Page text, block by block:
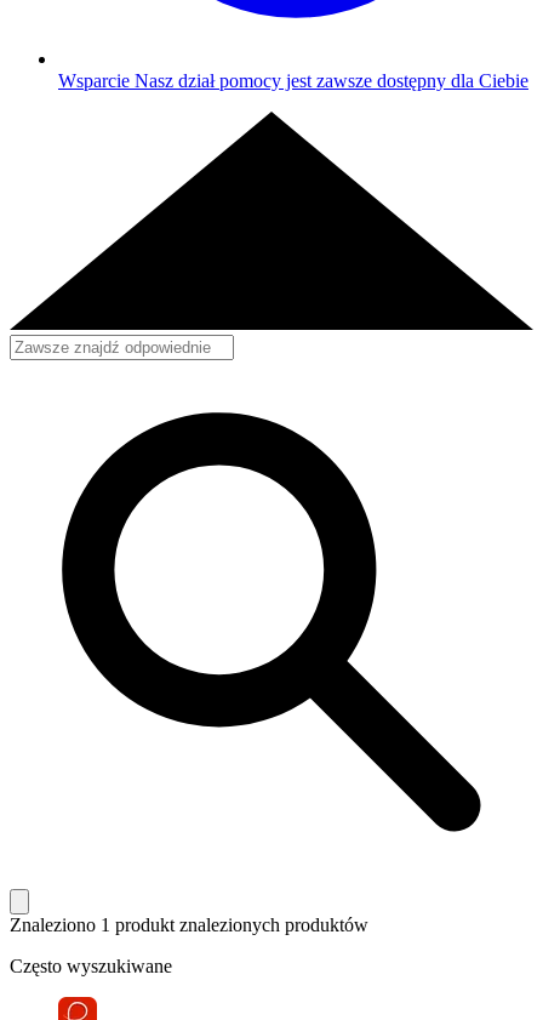
Wsparcie Nasz dział pomocy jest zawsze dostępny dla Ciebie
Znaleziono 1 produkt znalezionych produktów
Często wyszukiwane